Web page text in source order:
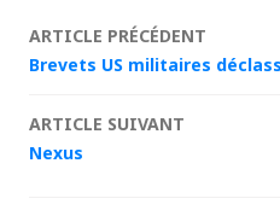
Navigation
articles
ARTICLE PRÉCÉDENT
Brevets US militaires
ARTICLE SUIVANT
Nexus